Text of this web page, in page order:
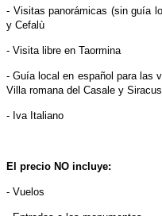
- Visitas panorámicas (sin guía
y Cefalù
- Visita libre en Taormina
- Guía local en español para las
Villa romana del Casale y
- Iva Italiano
El precio NO incluye:
- Vuelos